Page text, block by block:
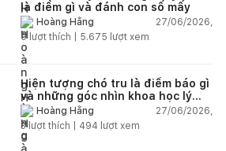
là điềm gì và đánh con số mấy
Hoàng Hằng
27/06/2026,
0lượt thích | 5.675 lượt xem
Hiện tượng chó tru là điềm báo gì
và những góc nhìn khoa học lý
giảiHoàng Hằng
27/06/2026,
3lượt thích | 494 lượt xem